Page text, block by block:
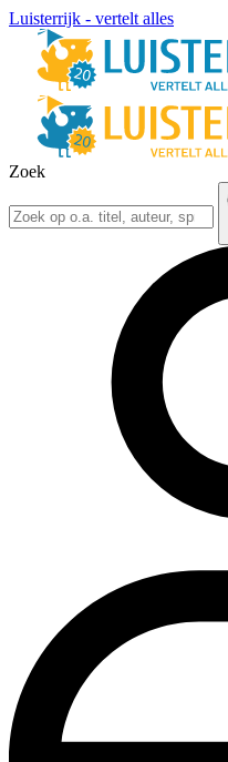
Luisterrijk - vertelt alles
Zoek